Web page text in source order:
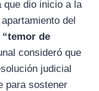
que dio inicio a la
del
“temor de
consideró que
judicial
para sostener